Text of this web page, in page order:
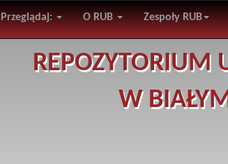
Przeglądaj: O RUB Zespoły RUB
REPOZYTORIUM
W